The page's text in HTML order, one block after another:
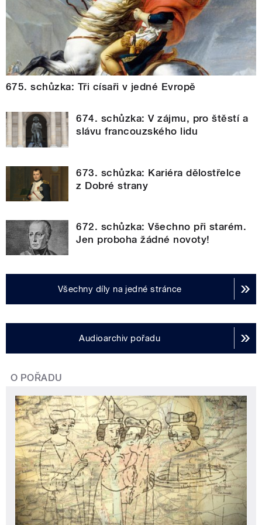
675. schůzka: Tři císaři v jedné Evropě
674. schůzka: V zájmu, pro štěstí a
slávu francouzského lidu
673. schůzka: Kariéra dělostřelce
z Dobré strany
672. schůzka: Všechno při starém.
Jen proboha žádné novoty!
Všechny díly na jedné stránce
Audioarchiv pořadu
O POŘADU